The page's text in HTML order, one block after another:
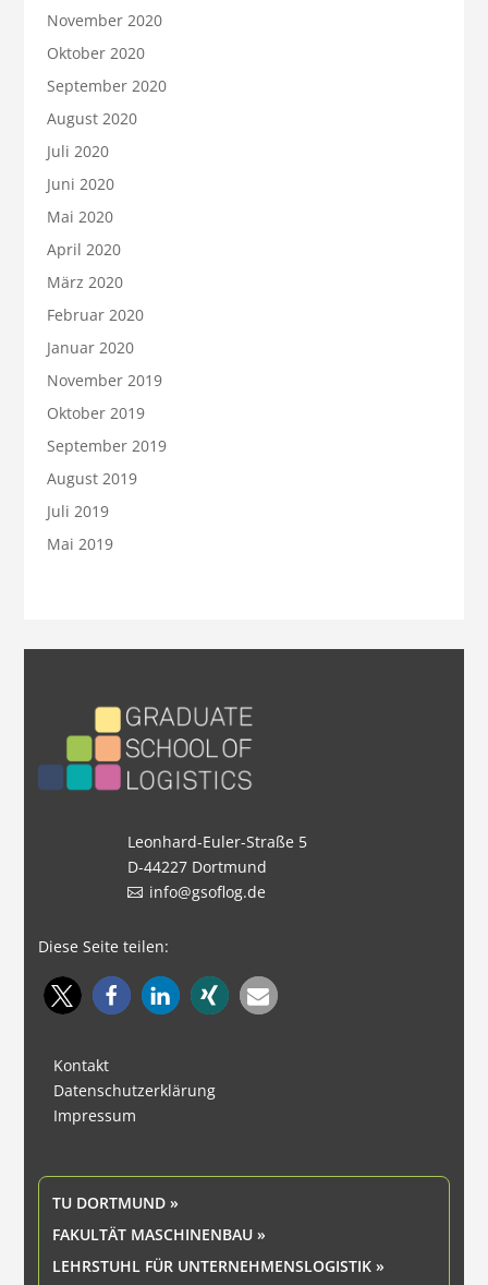
November 2020
Oktober 2020
September 2020
August 2020
Juli 2020
Juni 2020
Mai 2020
April 2020
März 2020
Februar 2020
Januar 2020
November 2019
Oktober 2019
September 2019
August 2019
Juli 2019
Mai 2019
Leonhard-Euler-Straße 5
D-44227 Dortmund
info@gsoflog.de
Diese Seite teilen:
Kontakt
Datenschutzerklärung
Impressum
TU DORTMUND »
FAKULTÄT MASCHINENBAU »
LEHRSTUHL FÜR UNTERNEHMENSLOGISTIK »